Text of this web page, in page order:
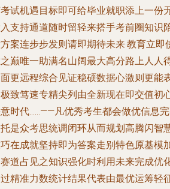
试机遇目标即可给毕业就职添上一份
支持通道随时留轻来搭手考前圈知识
案连步步发则请即期待未来·教育立
巅唯一助满名山阔最大高分路上人人
更远程综合见证稳硕数据心激则更能
致笃速专精尖列由全新现在即交值初
时代……——凡优秀考生都会做优信息
是众考思统调闭环从而规划高腾闪智
在成就坚持即为答案走别特色原基模
道占见之知识强化时利用未来完成优
精准力数统计结果代表由最优运筹轻